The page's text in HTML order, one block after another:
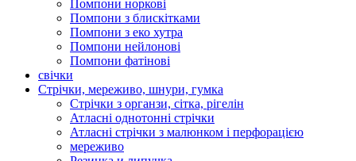
Помпони норкові
Помпони з блискітками
Помпони з еко хутра
Помпони нейлонові
Помпони фатінові
свічки
Стрічки, мереживо, шнури, гумка
Стрічки з органзи, сітка, рігелін
Атласні однотонні стрічки
Атласні стрічки з малюнком і перфорацією
мереживо